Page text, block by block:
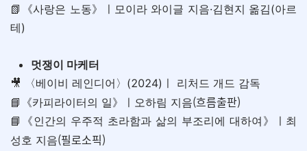
📗《사랑은 노동》ㅣ모이라 와이글 지음·김현지 옮김(아르
테)
멋쟁이 마케터
🎥 〈베이비 레인디어〉(2024)ㅣ 리처드 개드 감독
📘《카피라이터의 일》ㅣ오하림 지음(흐름출판)
📘《인간의 우주적 초라함과 삶의 부조리에 대하여》ㅣ최
성호 지음(필로소픽)